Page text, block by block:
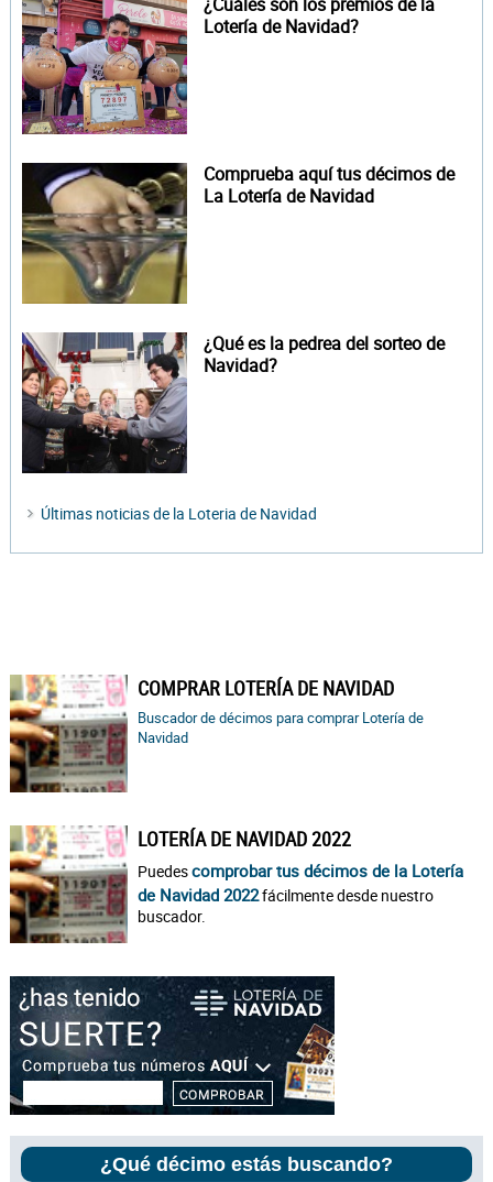
Lotería de Navidad?
Comprueba aquí tus décimos de
La Lotería de Navidad
¿Qué es la pedrea del sorteo de
Navidad?
Últimas noticias de la Loteria de Navidad
COMPRAR LOTERÍA DE NAVIDAD
Buscador de décimos para comprar Lotería de
Navidad
LOTERÍA DE NAVIDAD 2022
Puedescomprobar tus décimos de la Lotería
de Navidad 2022fácilmente desde nuestro
buscador.
¿Qué décimo estás buscando?